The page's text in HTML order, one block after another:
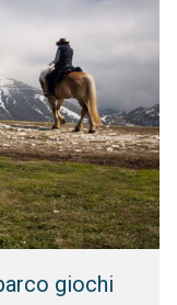
giochi